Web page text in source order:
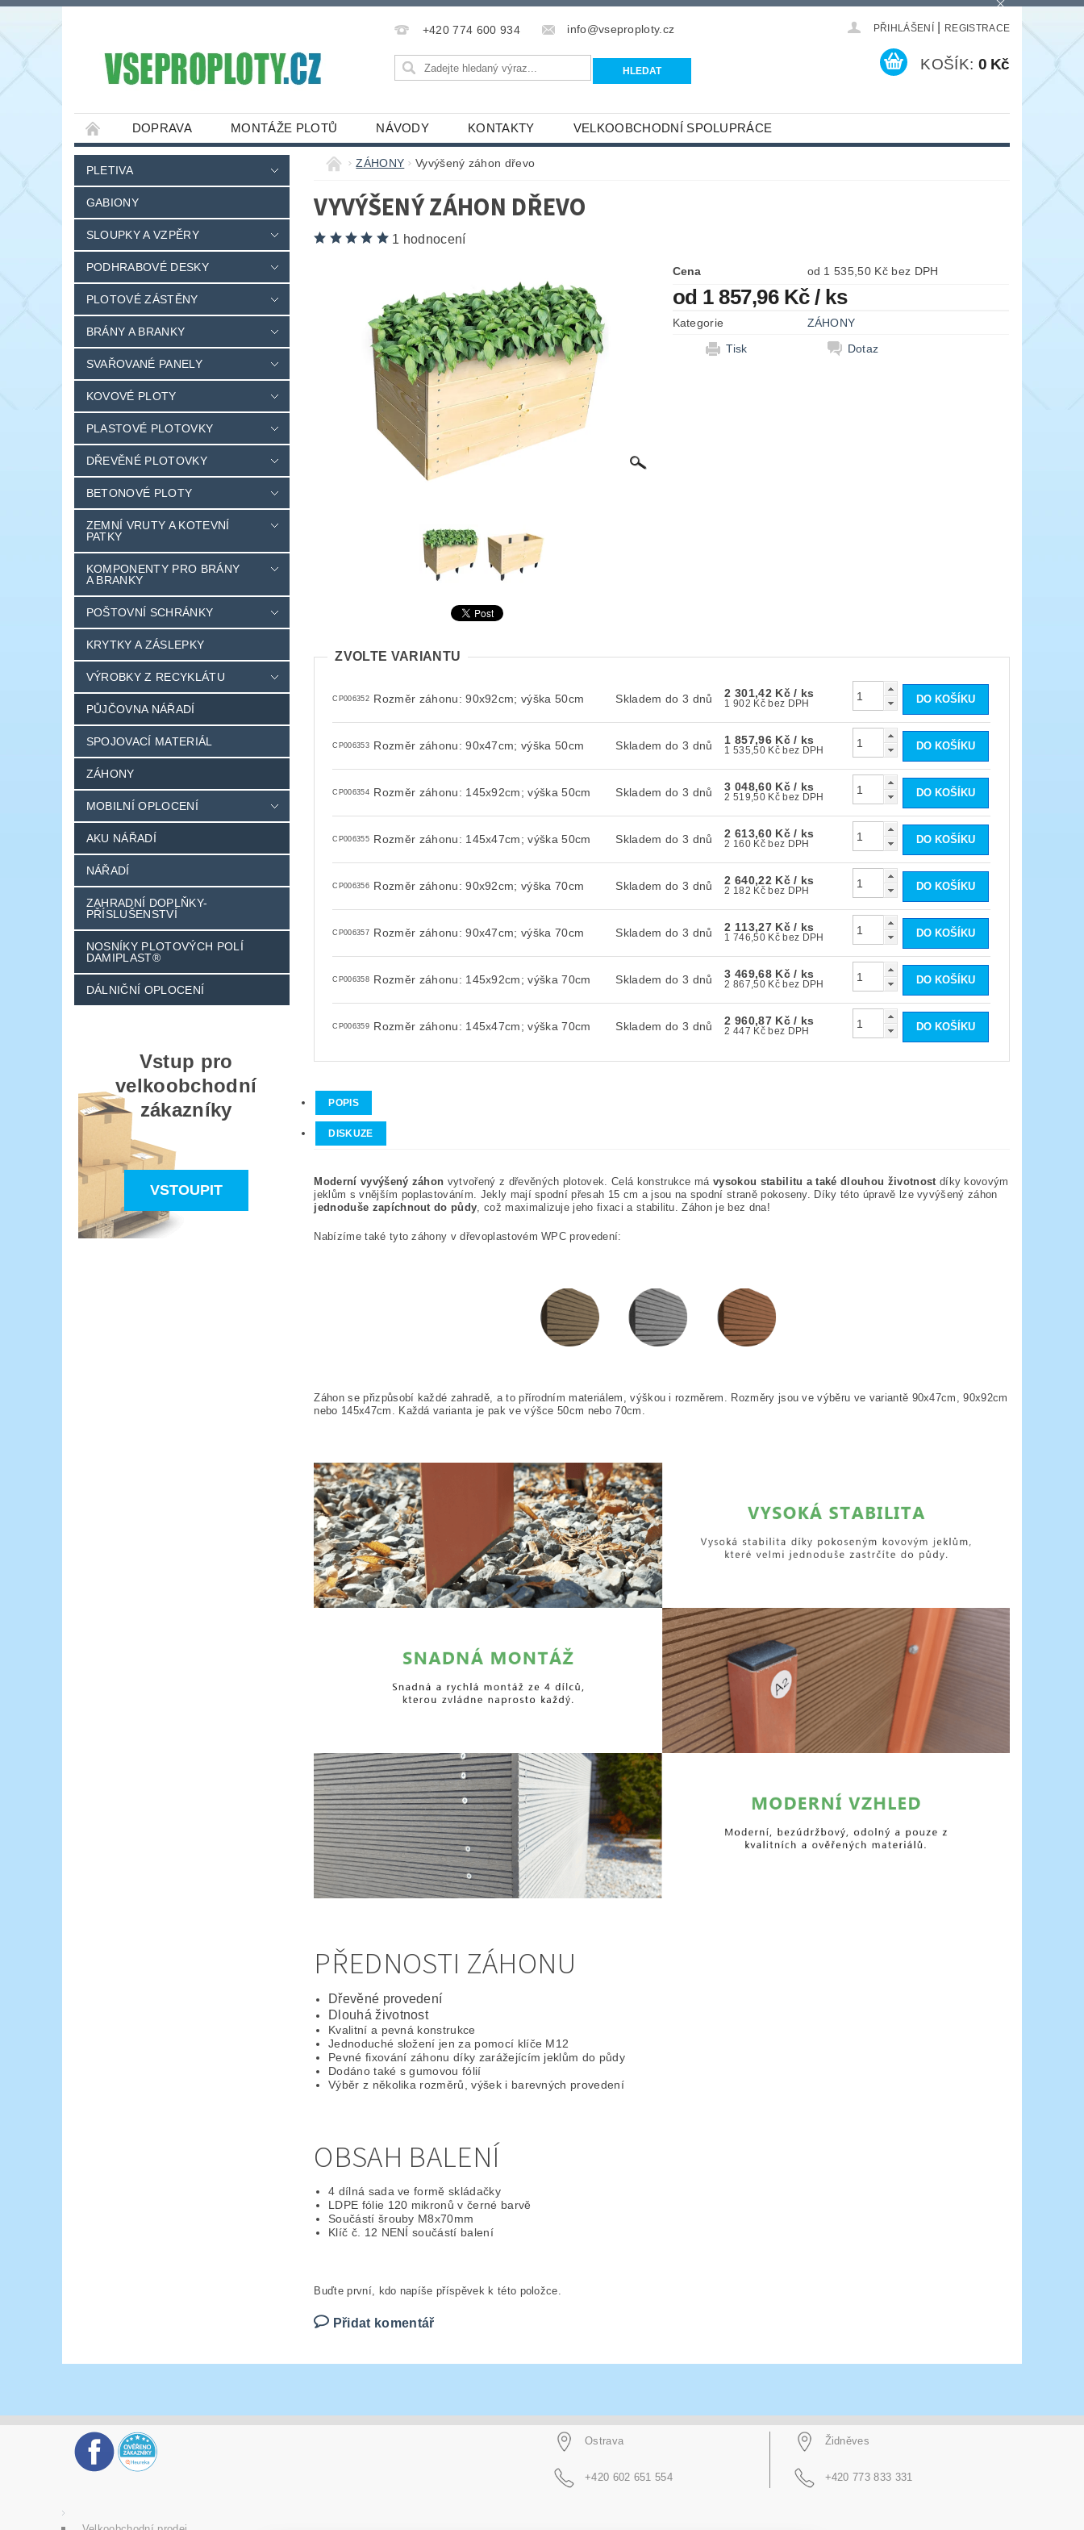
+420 774 600 934 info@vseproploty.cz PŘIHLÁŠENÍ REGISTRACE
KOŠÍK: 0 Kč
DOPRAVA MONTÁŽE PLOTŮ NÁVODY KONTAKTY VELKOOBCHODNÍ SPOLUPRÁCE
PLETIVA
GABIONY
SLOUPKY A VZPĚRY
PODHRABOVÉ DESKY
PLOTOVÉ ZÁSTĚNY
BRÁNY A BRANKY
SVAŘOVANÉ PANELY
KOVOVÉ PLOTY
PLASTOVÉ PLOTOVKY
DŘEVĚNÉ PLOTOVKY
BETONOVÉ PLOTY
ZEMNÍ VRUTY A KOTEVNÍ
PATKY
KOMPONENTY PRO BRÁNY
A BRANKY
POŠTOVNÍ SCHRÁNKY
KRYTKY A ZÁSLEPKY
VÝROBKY Z RECYKLÁTU
PŮJČOVNA NÁŘADÍ
SPOJOVACÍ MATERIÁL
ZÁHONY
MOBILNÍ OPLOCENÍ
AKU NÁŘADÍ
NÁŘADÍ
ZAHRADNÍ DOPLŇKY-
PŘÍSLUŠENSTVÍ
NOSNÍKY PLOTOVÝCH POLÍ
DAMIPLAST®
DÁLNIČNÍ OPLOCENÍ
Vstup pro
velkoobchodní
zákazníky
VSTOUPIT
ZÁHONY Vyvýšený záhon dřevo
VYVÝŠENÝ ZÁHON DŘEVO
1 hodnocení
Cena od 1 535,50 Kč bez DPH
od 1 857,96 Kč/ ks
Kategorie
ZÁHONY
Tisk
Dotaz
ZVOLTE VARIANTU
CP006352 Rozměr záhonu: 90x92cm; výška 50cm Skladem do 3 dnů 2 301,42 Kč/ ks
1 902 Kč bez DPH
CP006353 Rozměr záhonu: 90x47cm; výška 50cm Skladem do 3 dnů 1 857,96 Kč/ ks
1 535,50 Kč bez DPH
CP006354 Rozměr záhonu: 145x92cm; výška 50cm Skladem do 3 dnů 3 048,60 Kč/ ks
2 519,50 Kč bez DPH
CP006355 Rozměr záhonu: 145x47cm; výška 50cm Skladem do 3 dnů 2 613,60 Kč/ ks
2 160 Kč bez DPH
CP006356 Rozměr záhonu: 90x92cm; výška 70cm Skladem do 3 dnů 2 640,22 Kč/ ks
2 182 Kč bez DPH
CP006357 Rozměr záhonu: 90x47cm; výška 70cm Skladem do 3 dnů 2 113,27 Kč/ ks
1 746,50 Kč bez DPH
CP006358 Rozměr záhonu: 145x92cm; výška 70cm Skladem do 3 dnů 3 469,68 Kč/ ks
2 867,50 Kč bez DPH
CP006359 Rozměr záhonu: 145x47cm; výška 70cm Skladem do 3 dnů 2 960,87 Kč/ ks
2 447 Kč bez DPH
POPIS
DISKUZE
Moderní vyvýšený záhon vytvořený z dřevěných plotovek. Celá konstrukce mávysokou stabilitu a také dlouhou životnostdíky kovovým
jeklům s vnějším poplastováním. Jekly mají spodní přesah 15 cm a jsou na spodní straně pokoseny. Díky této úpravě lze vyvýšený záhon
jednoduše zapíchnout do půdy, což maximalizuje jeho fixaci a stabilitu. Záhon je bez dna!
Nabízíme také tyto záhony v dřevoplastovém WPC provedení:
Záhon se přizpůsobí každé zahradě, a to přírodním materiálem, výškou i rozměrem. Rozměry jsou ve výběru ve variantě 90x47cm, 90x92cm
nebo 145x47cm. Každá varianta je pak ve výšce 50cm nebo 70cm.
PŘEDNOSTI ZÁHONU
Dřevěné provedení
Dlouhá životnost
Kvalitní a pevná konstrukce
Jednoduché složení jen za pomocí klíče M12
Pevné fixování záhonu díky zarážejícím jeklům do půdy
Dodáno také s gumovou fólií
Výběr z několika rozměrů, výšek i barevných provedení
OBSAH BALENÍ
4 dílná sada ve formě skládačky
LDPE fólie 120 mikronů v černé barvě
Součástí šrouby M8x70mm
Klíč č. 12 NENÍ součástí balení
Buďte první, kdo napíše příspěvek k této položce.
Přidat komentář
Ostrava
+420 602 651 554
Židněves
+420 773 833 331